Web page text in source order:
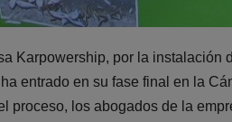
Karpowership, por la instalación
entrado en su fase final en la
proceso, los abogados de la